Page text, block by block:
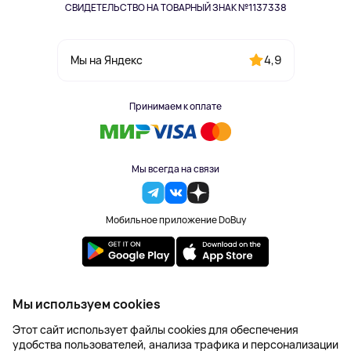
СВИДЕТЕЛЬСТВО НА ТОВАРНЫЙ ЗНАК №1137338
Мы на Яндекс 4,9
Принимаем к оплате
Мы всегда на связи
Мобильное приложение DoBuy
2023-2026 © DoBuy. Все права защищены
Правила обработки персональных данных
Пользовательское соглашение
Оферта
Мы используем cookies
Этот сайт использует файлы cookies для обеспечения
удобства пользователей, анализа трафика и персонализации